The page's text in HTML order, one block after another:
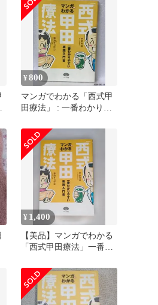
¥800
マンガでわかる「西式甲
田療法」 : 一番わかりや
¥ 1,400
【美品】マンガでわかる
「西式甲田療法」一番わ